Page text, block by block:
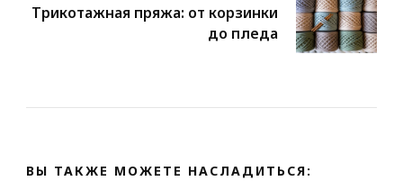
Трикотажная пряжа: от корзинки
до пледа
ВЫ ТАКЖЕ МОЖЕТЕ НАСЛАДИТЬСЯ: